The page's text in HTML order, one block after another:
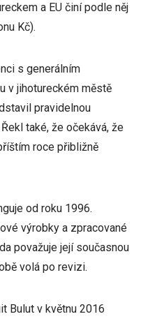
a EU činí podle něj
Kč).
s generálním
v jihotureckém městě
pravidelnou
také, že očekává, že
roce přibližně
od roku 1996.
výrobky a zpracované
považuje její současnou
volá po revizi.
Bulut v květnu 2016